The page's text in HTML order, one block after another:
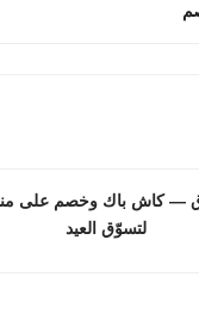
لتسوّق العيد